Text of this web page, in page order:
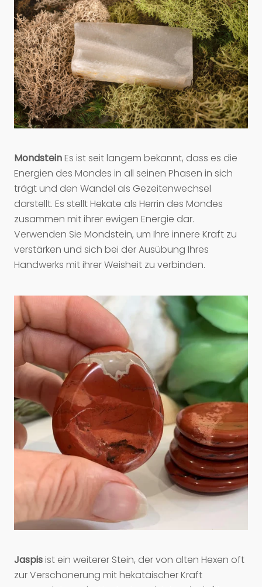
MondsteinEs ist seit langem bekannt, dass es die
Energien des Mondes in all seinen Phasen in sich
trägt und den Wandel als Gezeitenwechsel
darstellt. Es stellt Hekate als Herrin des Mondes
zusammen mit ihrer ewigen Energie dar.
Verwenden Sie Mondstein, um Ihre innere Kraft zu
verstärken und sich bei der Ausübung Ihres
Handwerks mit ihrer Weisheit zu verbinden.
Jaspisist ein weiterer Stein, der von alten Hexen oft
zur Verschönerung mit hekatäischer Kraft